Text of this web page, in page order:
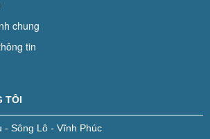
chung
tin
TÔI
- Sông Lô - Vĩnh Phúc